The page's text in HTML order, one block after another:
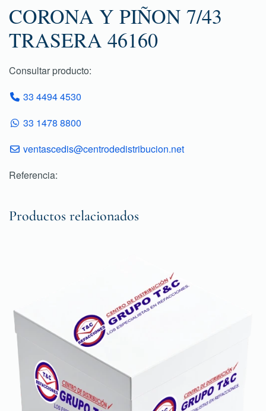
CORONA Y PIÑON 7/43
TRASERA 46160
Consultar producto:
33 4494 4530
33 1478 8800
ventascedis@centrodedistribucion.net
Referencia:
Productos relacionados